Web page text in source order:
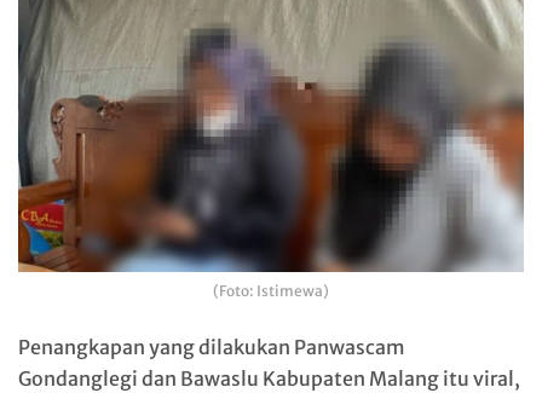
(Foto: Istimewa)
Penangkapan yang dilakukan Panwascam
Gondanglegi dan Bawaslu Kabupaten Malang itu viral,